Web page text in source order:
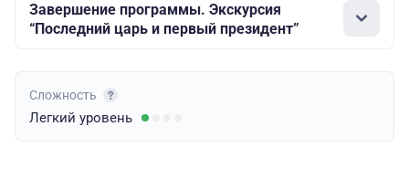
Завершение программы. Экскурсия
“Последний царь и первый президент”
Сложность
Легкий уровень